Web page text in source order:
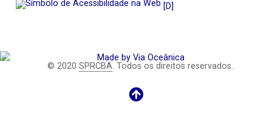
[D]
© 2020 SPRCBA. Todos os direitos reservados..